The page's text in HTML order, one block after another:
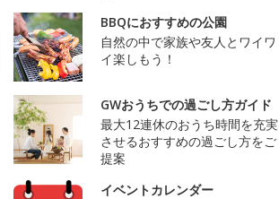
BBQにおすすめの公園
自然の中で家族や友人とワイワ
イ楽しもう！
GWおうちでの過ごし方ガイド
最大12連休のおうち時間を充実
させるおすすめの過ごし方をご
提案
イベントカレンダー